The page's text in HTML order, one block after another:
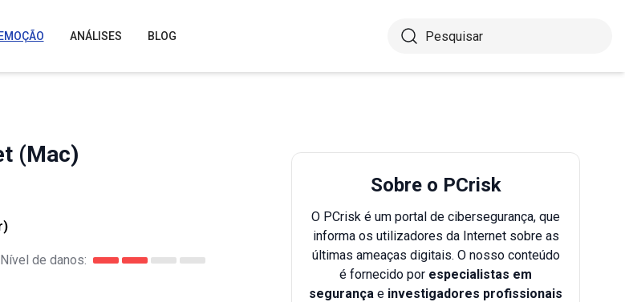
ANÁLISES BLOG
(Mac)
Nível de danos:
Sobre o PCrisk
O PCrisk é um portal de cibersegurança, que
informa os utilizadores da Internet sobre as
últimas ameaças digitais. O nosso conteúdo
é fornecido por especialistas em
segurança e investigadores profissionais